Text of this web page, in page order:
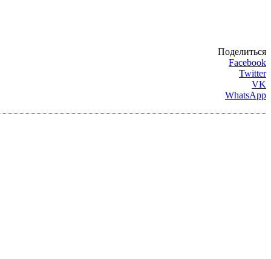
Поделиться
Facebook
Twitter
VK
WhatsApp